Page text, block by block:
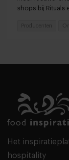
shops bij Rituals
Producenten
Het
hospitality